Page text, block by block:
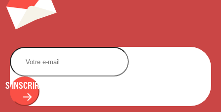
S'INSCRIRE